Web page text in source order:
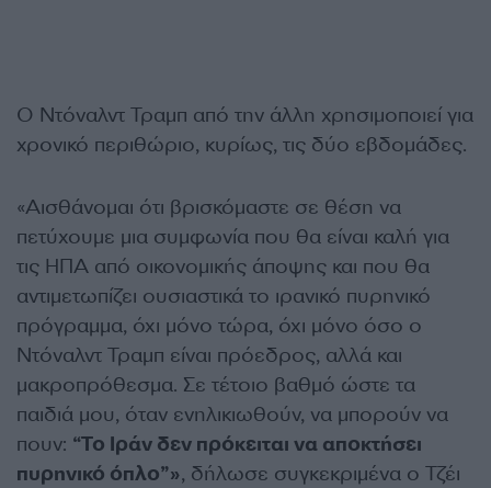
Ο Ντόναλντ Τραμπ από την άλλη χρησιμοποιεί για
χρονικό περιθώριο, κυρίως, τις δύο εβδομάδες.
«Αισθάνομαι ότι βρισκόμαστε σε θέση να
πετύχουμε μια συμφωνία που θα είναι καλή για
τις ΗΠΑ από οικονομικής άποψης και που θα
αντιμετωπίζει ουσιαστικά το ιρανικό πυρηνικό
πρόγραμμα, όχι μόνο τώρα, όχι μόνο όσο ο
Ντόναλντ Τραμπ είναι πρόεδρος, αλλά και
μακροπρόθεσμα. Σε τέτοιο βαθμό ώστε τα
παιδιά μου, όταν ενηλικιωθούν, να μπορούν να
πουν: “Το Ιράν δεν πρόκειται να αποκτήσει
πυρηνικό όπλο”», δήλωσε συγκεκριμένα ο Τζέι